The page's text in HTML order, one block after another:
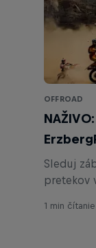
OFFROAD
Sleduj
pretekov
1 min čítanie